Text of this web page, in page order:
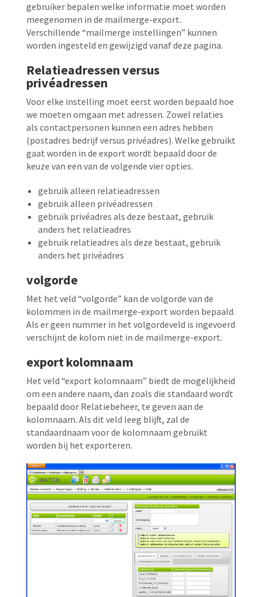
gebruiker bepalen welke informatie moet worden
meegenomen in de mailmerge-export.
Verschillende “mailmerge instellingen” kunnen
worden ingesteld en gewijzigd vanaf deze pagina.
Relatieadressen versus
privéadressen
Voor elke instelling moet eerst worden bepaald hoe
we moeten omgaan met adressen. Zowel relaties
als contactpersonen kunnen een adres hebben
(postadres bedrijf versus privéadres). Welke gebruikt
gaat worden in de export wordt bepaald door de
keuze van een van de volgende vier opties.
gebruik alleen relatieadressen
gebruik alleen privéadressen
gebruik privéadres als deze bestaat, gebruik
anders het relatieadres
gebruik relatieadres als deze bestaat, gebruik
anders het privéadres
volgorde
Met het veld “volgorde” kan de volgorde van de
kolommen in de mailmerge-export worden bepaald.
Als er geen nummer in het volgordeveld is ingevoerd
verschijnt de kolom niet in de mailmerge-export.
export kolomnaam
Het veld “export kolomnaam” biedt de mogelijkheid
om een andere naam, dan zoals die standaard wordt
bepaald door Relatiebeheer, te geven aan de
kolomnaam. Als dit veld leeg blijft, zal de
standaardnaam voor de kolomnaam gebruikt
worden bij het exporteren.